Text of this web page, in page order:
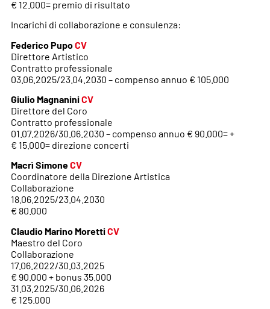
€ 12.000= premio di risultato
Incarichi di collaborazione e consulenza:
Federico PupoCV
Direttore Artistico
Contratto professionale
03.06.2025/23.04.2030 – compenso annuo € 105.000
Giulio MagnaniniCV
Direttore del Coro
Contratto professionale
01.07.2026/30.06.2030 – compenso annuo € 90.000= +
€ 15.000= direzione concerti
Macrì SimoneCV
Coordinatore della Direzione Artistica
Collaborazione
18.06.2025/23.04.2030
€ 80.000
Claudio Marino MorettiCV
Maestro del Coro
Collaborazione
17.06.2022/30.03.2025
€ 90.000 + bonus 35.000
31.03.2025/30.06.2026
€ 125.000